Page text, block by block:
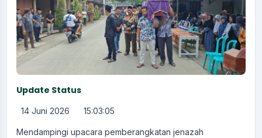
Update Status
14 Juni 2026 15:03:05
Mendampingi upacara pemberangkatan jenazah